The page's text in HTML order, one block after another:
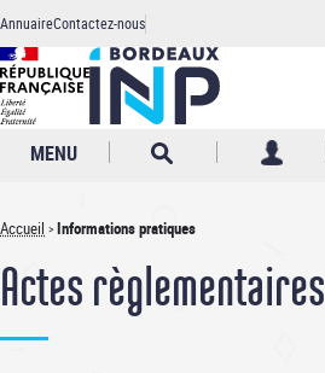
Aller
au
contenu
principal
Header
AnnuaireContactez-nous
MENU
Fil
d'Ariane
Accueil Informations pratiques
Actes règlementaires
Panneau de gestion des cookies